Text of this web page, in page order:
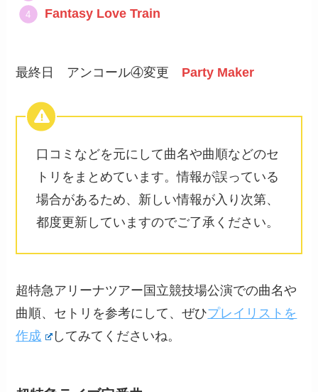
Fantasy Love Train
最終日 アンコール④変更 Party Maker
口コミなどを元にして曲名や曲順などのセ
トリをまとめています。情報が誤っている
場合があるため、新しい情報が入り次第、
都度更新していますのでご了承ください。
超特急アリーナツアー国立競技場公演での曲名や
曲順、セトリを参考にして、ぜひプレイリストを
作成
してみてくださいね。